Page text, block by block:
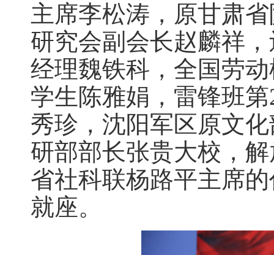
主席李松涛，原甘肃
研究会副会长赵麟祥
经理魏铁科，全国劳
学生陈雅娟，雷锋班
秀珍，沈阳军区原文
研部部长张贵大校，
省社科联杨路平主席
就座。